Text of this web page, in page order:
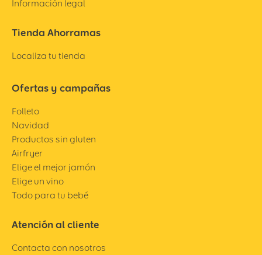
Información legal
Tienda Ahorramas
Localiza tu tienda
Ofertas y campañas
Folleto
Navidad
Productos sin gluten
Airfryer
Elige el mejor jamón
Elige un vino
Todo para tu bebé
Atención al cliente
Contacta con nosotros